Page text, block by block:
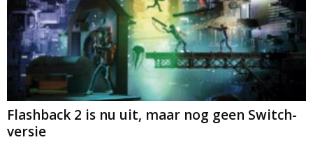
Flashback 2 is nu uit, maar nog geen Switch-
versie